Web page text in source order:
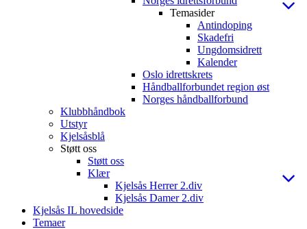
Temasider
Antindoping
Skadefri
Ungdomsidrett
Kalender
Oslo idrettskrets
Håndballforbundet region øst
Norges håndballforbund
Klubbhåndbok
Utstyr
Kjelsåsblå
Støtt oss
Støtt oss
Klær
Kjelsås Herrer 2.div
Kjelsås Damer 2.div
Kjelsås IL hovedside
Temaer